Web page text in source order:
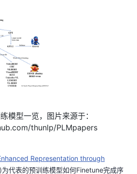
模型一览，图片来源于：
thunlp/PLMpapers
Representation through
)为代表的预训练模型如何Finetune完成序